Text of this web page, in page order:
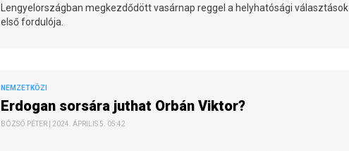
Lengyelországban megkezdődött vasárnap reggel a helyhatósági választások
első fordulója.
NEMZETKÖZI
Erdogan sorsára juthat Orbán Viktor?
BÓZSÓ PÉTER | 2024. ÁPRILIS 5. 05:42